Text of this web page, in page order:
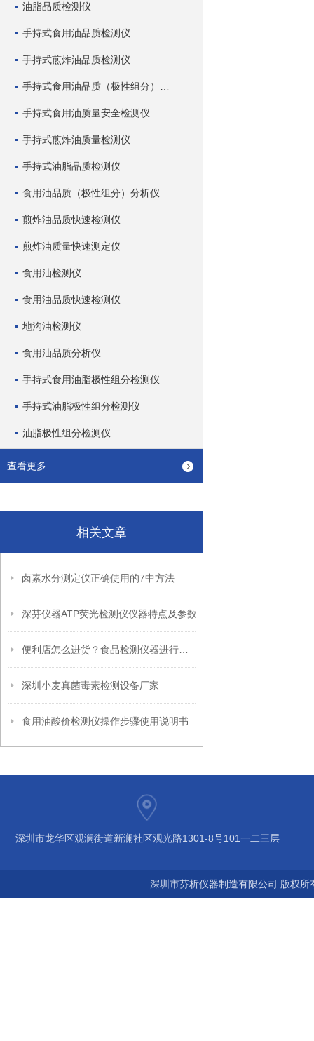
油脂品质检测仪
手持式食用油品质检测仪
手持式煎炸油品质检测仪
手持式食用油质量安全检测仪
手持式煎炸油质量检测仪
手持式油脂品质检测仪
食用油品质（极性组分）分析仪
煎炸油品质快速检测仪
煎炸油质量快速测定仪
食用油检测仪
食用油品质快速检测仪
地沟油检测仪
食用油品质分析仪
手持式食用油脂极性组分检测仪
手持式油脂极性组分检测仪
油脂极性组分检测仪
查看更多
相关文章
卤素水分测定仪正确使用的7中方法
深芬仪器ATP荧光检测仪仪器特点及参数
深圳小麦真菌毒素检测设备厂家
食用油酸价检测仪操作步骤使用说明书
深圳市龙华区观澜街道新澜社区观光路1301-8号101一二三层
深圳市芬析仪器制造有限公司 版权